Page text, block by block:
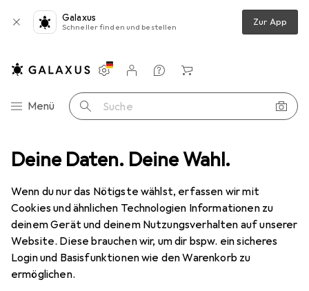
Deine Daten. Deine Wahl.
Wenn du nur das Nötigste wählst, erfassen wir mit
Cookies und ähnlichen Technologien Informationen zu
deinem Gerät und deinem Nutzungsverhalten auf unserer
Website. Diese brauchen wir, um dir bspw. ein sicheres
Login und Basisfunktionen wie den Warenkorb zu
ermöglichen.
Galaxus
Schneller finden und bestellen Zur App
Navigation nach Kategorien
Menü Suche
Einstellungen
Kundenkonto
Vergleichslisten
Merklisten
Warenkorb
Schutz Smartphone Hülle Noreve Lederschutzhülle Wallet
2 Bilder
NoreveLederschutzhülle Wallet
EUR
87,90